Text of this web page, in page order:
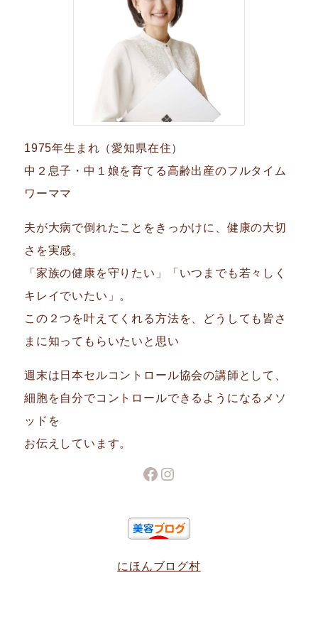
1975年生まれ（愛知県在住）
中２息子・中１娘を育てる高齢出産のフルタイム
ワーママ
夫が大病で倒れたことをきっかけに、健康の大切
さを実感。
「家族の健康を守りたい」「いつまでも若々しく
キレイでいたい」。
この２つを叶えてくれる方法を、どうしても皆さ
まに知ってもらいたいと思い
週末は日本セルコントロール協会の講師として、
細胞を自分でコントロールできるようになるメソ
ッドを
お伝えしています。
Facebook
Instagram
にほんブログ村